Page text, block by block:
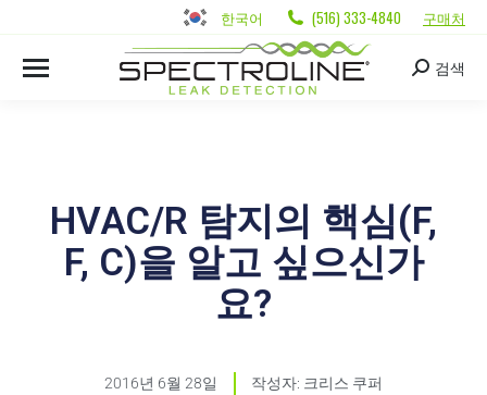
한국어 (516) 333-4840 구매처
검색
HVAC/R 탐지의 핵심(F,
F, C)을 알고 싶으신가
요?
2016년 6월 28일 작성자: 크리스 쿠퍼